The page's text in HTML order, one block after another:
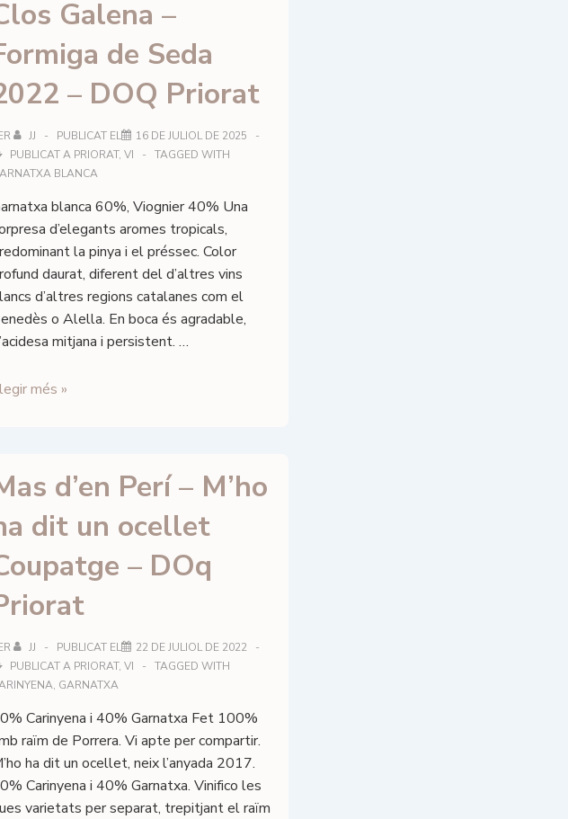
Galena –
de Seda
– DOQ Priorat
JJ PUBLICAT EL
16 DE JULIOL DE 2025
PUBLICAT A PRIORAT, VI
TAGGED WITH
BLANCA
blanca 60%, Viognier 40% Una
d’elegants aromes tropicals,
la pinya i el préssec. Color
daurat, diferent del d’altres vins
d’altres regions catalanes com el
o Alella. En boca és agradable,
mitjana i persistent. …
més »
d’en Perí – M’ho
dit un ocellet
– DOq
JJ PUBLICAT EL
22 DE JULIOL DE 2022
PUBLICAT A PRIORAT, VI
TAGGED WITH
, GARNATXA
Carinyena i 40% Garnatxa Fet 100%
raïm de Porrera. Vi apte per compartir.
ha dit un ocellet, neix l’anyada 2017.
Carinyena i 40% Garnatxa. Vinifico les
varietats per separat, trepitjant el raïm